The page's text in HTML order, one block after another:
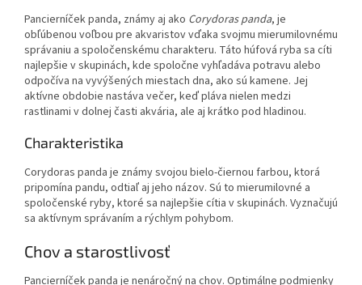
Pancierníček panda, známy aj ako Corydoras panda, je
obľúbenou voľbou pre akvaristov vďaka svojmu mierumilovnému
správaniu a spoločenskému charakteru. Táto húfová ryba sa cíti
najlepšie v skupinách, kde spoločne vyhľadáva potravu alebo
odpočíva na vyvýšených miestach dna, ako sú kamene. Jej
aktívne obdobie nastáva večer, keď pláva nielen medzi
rastlinami v dolnej časti akvária, ale aj krátko pod hladinou.
Charakteristika
Corydoras panda je známy svojou bielo-čiernou farbou, ktorá
pripomína pandu, odtiaľ aj jeho názov. Sú to mierumilovné a
spoločenské ryby, ktoré sa najlepšie cítia v skupinách. Vyznačujú
sa aktívnym správaním a rýchlym pohybom.
Chov a starostlivosť
Pancierníček panda je nenáročný na chov. Optimálne podmienky